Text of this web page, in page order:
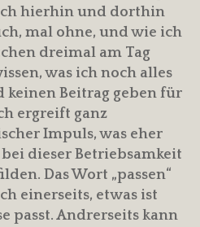
hierhin und dorthin
mal ohne, und wie ich
dreimal am Tag
was ich noch alles
keinen Beitrag geben für
ergreift ganz
Impuls, was eher
dieser Betriebsamkeit
Das Wort „passen“
einerseits, etwas ist
passt. Andrerseits kann